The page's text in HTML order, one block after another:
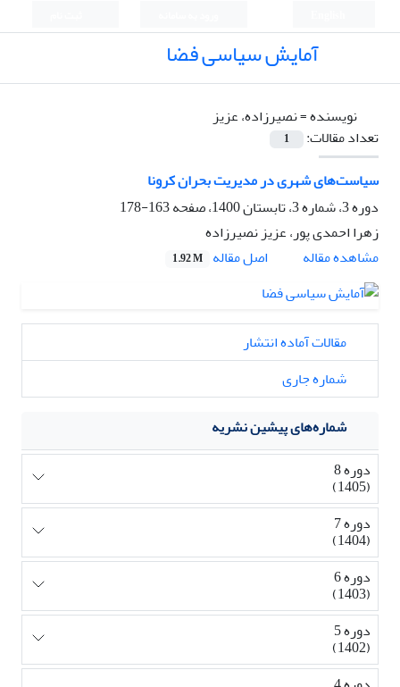
آمایش سیاسی فضا
نویسنده =نصیرزاده، عزیز
تعداد مقالات:
1
سیاست‌های شهری در مدیریت بحران کرونا
دوره 3، شماره 3، تابستان 1400، صفحه
163-178
زهرا احمدی پور، عزیز نصیرزاده
مشاهده مقاله
اصل مقاله 1.92 M
مقالات آماده انتشار
شماره جاری
شماره‌های پیشین نشریه
دوره 8
(1405)
دوره 7
(1404)
دوره 6
(1403)
دوره 5
(1402)